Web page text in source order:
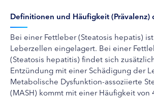
Definitionen und Häufigkeit (Prävalenz)
Bei einer Fettleber (Steatosis hepatis)
Leberzellen eingelagert. Bei einer
(Steatosis hepatitis) findet sich
Entzündung mit einer Schädigung der
Metabolische Dysfunktion-assoziierte
(MASH) kommt mit einer Häufigkeit von